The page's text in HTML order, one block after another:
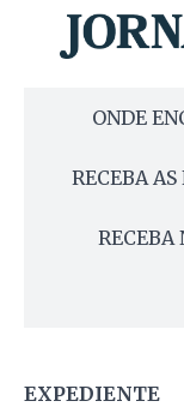
ONDE
RECEBA
RECEBA
EXPEDIENTE